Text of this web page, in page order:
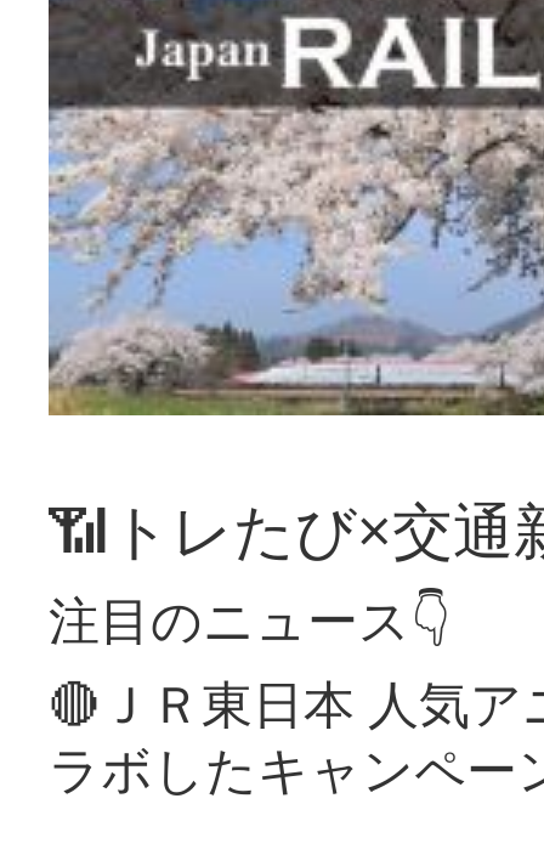
📶トレたび×交通
注目のニュース👇
🔴ＪＲ東日本 人気
ラボしたキャンペー